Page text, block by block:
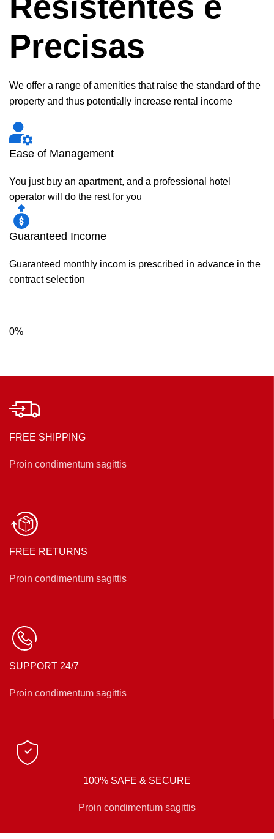
Precisas
We offer a range of amenities that raise the standard of the
property and thus potentially increase rental income
Ease of Management
You just buy an apartment, and a professional hotel
operator will do the rest for you
Guaranteed Income
Guaranteed monthly incom is prescribed in advance in the
contract selection
0%
FREE SHIPPING
Proin condimentum sagittis
FREE RETURNS
Proin condimentum sagittis
SUPPORT 24/7
Proin condimentum sagittis
100% SAFE & SECURE
Proin condimentum sagittis